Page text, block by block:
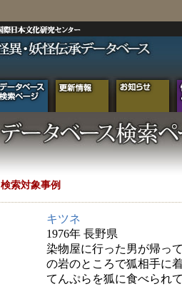
検索対象事例
キツネ
1976年 長野県
染物屋に行った男が帰っ
の岩のところで狐相手に
てんぷらを狐に食べられて